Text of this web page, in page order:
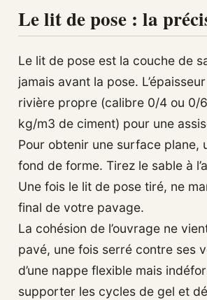
Le lit de pose : la
Le lit de pose est la couche de
jamais avant la pose.
rivière propre (calibre 0/4 ou 0/
kg/m3 de ciment) pour une
Pour obtenir une surface plane,
fond de forme. Tirez le sable à
Une fois le lit de pose tiré, ne
final de votre pavage.
La cohésion de l’ouvrage ne
pavé, une fois serré contre ses
d’une nappe flexible mais
supporter les cycles de gel et